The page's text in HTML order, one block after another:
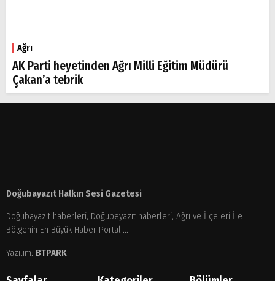
Ağrı
AK Parti heyetinden Ağrı Milli Eğitim Müdürü
Çakan’a tebrik
Doğubayazıt Halkın Sesi Gazetesi
Doğubayazıt haberleri, Doğubeyazıt haberleri, Ağrı ve İlçeleri İle
Bölgenin En Büyük Haber Portalı...
Yazılım: BTPARK